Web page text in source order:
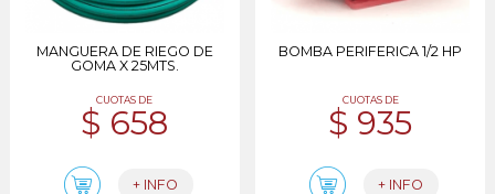
MANGUERA DE RIEGO DE
GOMA X 25MTS.
CUOTAS DE
$ 658
+ INFO
BOMBA PERIFERICA 1/2 HP
CUOTAS DE
$ 935
+ INFO